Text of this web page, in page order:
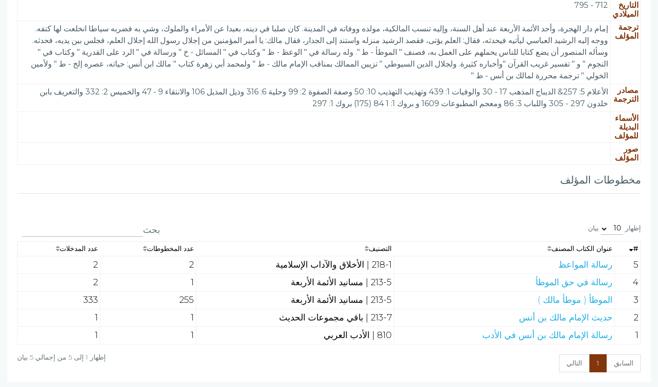
التاريخ
الميلادي
712 - 795
ترجمة
المؤلف
إمام دار الهجرة، وأحد الأئمة الأربعة عند أهل السنة، وإليه تنسب المالكية، مولده ووفاته في المدينة. كان صلبا في دينه، بعيدا عن الأمراء والملوك، وشي به فضربه سياطا انخلعت لها كتفه.
ووجه إليه الرشيد العباسي ليأتيه فيحدثه، فقال: العلم يؤتى، فقصد الرشيد منزله واستند إلى الجدار، فقال مالك: يا أمير المؤمنين من إجلال رسول الله إجلال العلم، فجلس بين يديه، فحدثه.
وسأله المنصور أن يضع كتابا للناس يحملهم على العمل به، فصنف " الموطأ - ط ". وله رسالة في " الوعظ - ظ " وكتاب في " المسائل - خ " ورسالة في " الرد على القدرية " وكتاب في "
النجوم " و " تفسير غريب القرآن "وأخباره كثيرة. ولجلال الدين السيوطي " تزيين الممالك بمناقب الإمام مالك - ط " ولمحمد أبي زهرة كتاب " مالك ابن أنس: حياته، عصره إلخ - ط " ولأمين
الخولي " ترجمة محررة لمالك بن أنس - ط "
مصادر
الترجمة
الأعلام 5: 257& الديباج المذهب 17 - 30 والوفيات 1: 439 وتهذيب التهذيب 10: 50 وصفة الصفوة 2: 99 وحلية 6: 316 وذيل المذيل 106 والانتقاء 9 - 47 والخميس 2: 332 والتعريف بابن
خلدون 297 - 305 واللباب 3: 86 ومعجم المطبوعات 1609 و بروك 1: 1 84 (175) بروك 1: 297
الأسماء
البديلة
للمؤلف
صور
المؤلف
مخطوطات المؤلف
إظهار بيان بحث
# عنوان الكتاب المصنف التصنيف عدد المخطوطات عدد المدخلات
5 رسالة المواعظ 218-1 | الأخلاق والآداب الإسلامية 2
2
4
رسالة في حق الموطأ 213-5 | مسانيد الأئمة الأربعة 1
2
3
الموطأ ( موطأ مالك ) 213-5 | مسانيد الأئمة الأربعة 255
333
2
حديث الإمام مالك بن أنس 213-7 | باقي مجموعات الحديث 1
1
1
رسالة الإمام مالك بن أنس في الأدب 810 | الأدب العربي 1
1
إظهار 1 إلى 5 من إجمالي 5 بيان
السابق 1 التالي